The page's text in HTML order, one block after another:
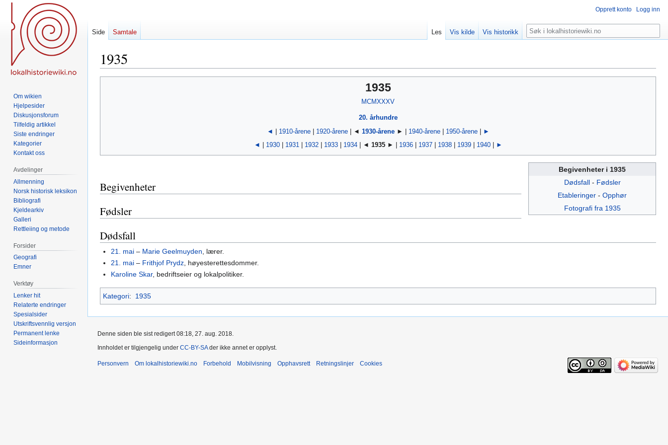
1935
1935
MCMXXXV
20. århundre
◄ | 1910-årene| 1920-årene| ◄ 1930-årene► | 1940-årene| 1950-årene| ►
◄
1930| 1931| 1932| 1933| 1934| ◄ 1935► | 1936| 1937| 1938| 1939| 1940| ►
Begivenheter i 1935
Dødsfall- Fødsler
Etableringer - Opphør
Fotografi fra 1935
Begivenheter
Fødsler
Dødsfall
21. mai – Marie Geelmuyden , lærer.
21. mai – Frithjof Prydz , høyesterettesdommer.
Karoline Skar, bedriftseier og lokalpolitiker.
Kategori: 1935
Opprett konto Logg inn
Side Samtale Les Vis kilde Vis historikk Søk
Om wikien
Hjelpesider
Diskusjonsforum
Tilfeldig artikkel
Siste endringer
Kategorier
Kontakt oss
Avdelinger
Allmenning
Norsk historisk leksikon
Bibliografi
Kjeldearkiv
Galleri
Rettleiing og metode
Forsider
Geografi
Emner
Verktøy
Lenker hit
Relaterte endringer
Spesialsider
Utskriftsvennlig versjon
Permanent lenke
Sideinformasjon
Denne siden ble sist redigert 08:18, 27. aug. 2018.
Innholdet er tilgjengelig under CC-BY-SAder ikke annet er opplyst.
Personvern Om lokalhistoriewiki.no Forbehold Mobilvisning Opphavsrett Retningslinjer Cookies